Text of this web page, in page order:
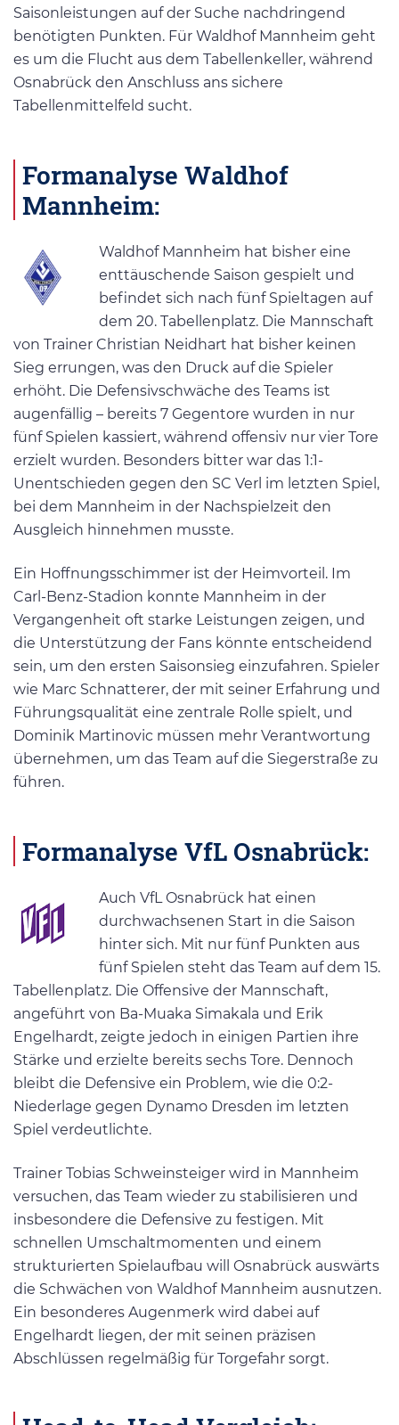
Saisonleistungen auf der Suche nachdringend
benötigten Punkten. Für Waldhof Mannheim geht
es um die Flucht aus dem Tabellenkeller, während
Osnabrück den Anschluss ans sichere
Tabellenmittelfeld sucht.
Formanalyse Waldhof
Mannheim:
Waldhof Mannheim hat bisher eine
enttäuschende Saison gespielt und
befindet sich nach fünf Spieltagen auf
dem 20. Tabellenplatz. Die Mannschaft
von Trainer Christian Neidhart hat bisher keinen
Sieg errungen, was den Druck auf die Spieler
erhöht. Die Defensivschwäche des Teams ist
augenfällig – bereits 7 Gegentore wurden in nur
fünf Spielen kassiert, während offensiv nur vier Tore
erzielt wurden. Besonders bitter war das 1:1-
Unentschieden gegen den SC Verl im letzten Spiel,
bei dem Mannheim in der Nachspielzeit den
Ausgleich hinnehmen musste.
Ein Hoffnungsschimmer ist der Heimvorteil. Im
Carl-Benz-Stadion konnte Mannheim in der
Vergangenheit oft starke Leistungen zeigen, und
die Unterstützung der Fans könnte entscheidend
sein, um den ersten Saisonsieg einzufahren. Spieler
wie Marc Schnatterer, der mit seiner Erfahrung und
Führungsqualität eine zentrale Rolle spielt, und
Dominik Martinovic müssen mehr Verantwortung
übernehmen, um das Team auf die Siegerstraße zu
führen.
Formanalyse VfL Osnabrück:
Auch VfL Osnabrück hat einen
durchwachsenen Start in die Saison
hinter sich. Mit nur fünf Punkten aus
fünf Spielen steht das Team auf dem 15.
Tabellenplatz. Die Offensive der Mannschaft,
angeführt von Ba-Muaka Simakala und Erik
Engelhardt, zeigte jedoch in einigen Partien ihre
Stärke und erzielte bereits sechs Tore. Dennoch
bleibt die Defensive ein Problem, wie die 0:2-
Niederlage gegen Dynamo Dresden im letzten
Spiel verdeutlichte.
Trainer Tobias Schweinsteiger wird in Mannheim
versuchen, das Team wieder zu stabilisieren und
insbesondere die Defensive zu festigen. Mit
schnellen Umschaltmomenten und einem
strukturierten Spielaufbau will Osnabrück auswärts
die Schwächen von Waldhof Mannheim ausnutzen.
Ein besonderes Augenmerk wird dabei auf
Engelhardt liegen, der mit seinen präzisen
Abschlüssen regelmäßig für Torgefahr sorgt.